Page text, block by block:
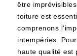
être
toiture est
comprenons
intempéries.
haute qualité est